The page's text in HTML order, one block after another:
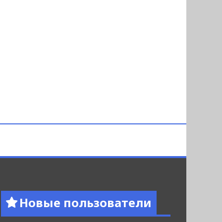
Новые пользователи